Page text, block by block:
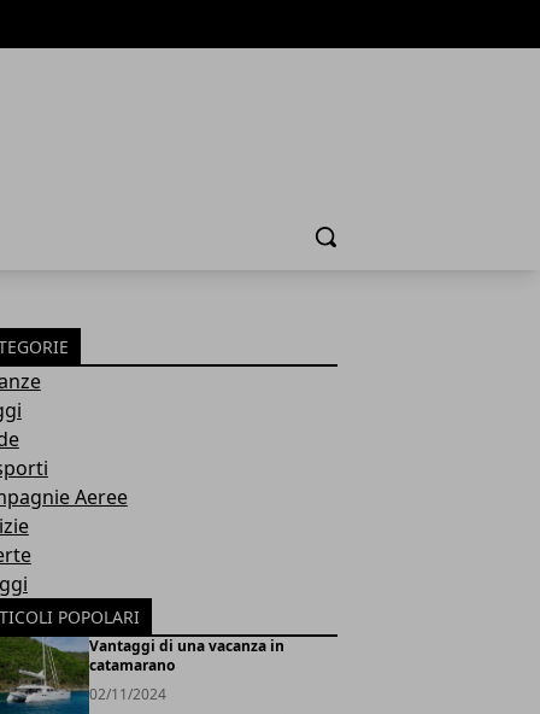
Cerca
Aeree
POPOLARI
Vantaggi di una vacanza in
catamarano
02/11/2024